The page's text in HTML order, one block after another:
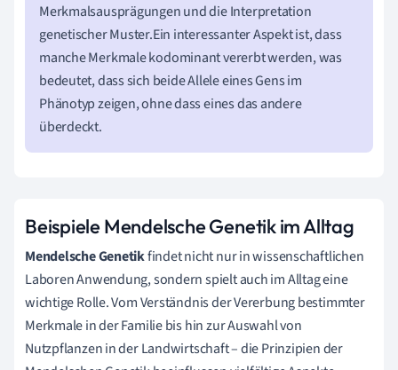
Merkmalsausprägungen und die Interpretation
genetischer Muster.Ein interessanter Aspekt ist, dass
manche Merkmale kodominant vererbt werden, was
bedeutet, dass sich beide Allele eines Gens im
Phänotyp zeigen, ohne dass eines das andere
überdeckt.
Beispiele Mendelsche Genetik im Alltag
Mendelsche Genetikfindet nicht nur in wissenschaftlichen
Laboren Anwendung, sondern spielt auch im Alltag eine
wichtige Rolle. Vom Verständnis der Vererbung bestimmter
Merkmale in der Familie bis hin zur Auswahl von
Nutzpflanzen in der Landwirtschaft – die Prinzipien der